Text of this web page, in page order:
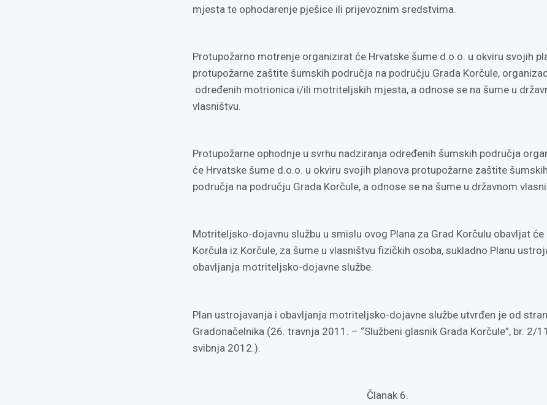
mjesta te ophodarenje pješice ili prijevoznim sredstvima.
Protupožarno motrenje organizirat će Hrvatske šume d.o.o. u okviru svojih
protupožarne zaštite šumskih područja na području Grada Korčule,
određenih motrionica i/ili motriteljskih mjesta, a odnose se na šume u
vlasništvu.
Protupožarne ophodnje u svrhu nadziranja određenih šumskih područja
će Hrvatske šume d.o.o. u okviru svojih planova protupožarne zaštite šumskih
područja na području Grada Korčule, a odnose se na šume u državnom
Motriteljsko-dojavnu službu u smislu ovog Plana za Grad Korčulu obavljat će
Korčula iz Korčule, za šume u vlasništvu fizičkih osoba, sukladno Planu
obavljanja motriteljsko-dojavne službe.
Plan ustrojavanja i obavljanja motriteljsko-dojavne službe utvrđen je od
Gradonačelnika (26. travnja 2011. – “Službeni glasnik Grada Korčule”, br. 2/
svibnja 2012.).
Članak 6.